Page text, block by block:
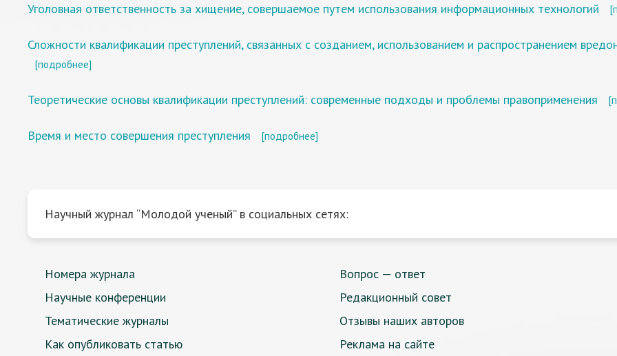
Уголовная ответственность за хищение, совершаемое путем использования информационных технологий
Сложности квалификации преступлений, связанных с созданием, использованием и распространением
[подробнее]
Теоретические основы квалификации преступлений: современные подходы и проблемы правоприменения
Время и место совершения преступления [подробнее]
Научный журнал “Молодой ученый” в социальных сетях:
Номера журнала
Научные конференции
Тематические журналы
Как опубликовать статью
Вопрос — ответ
Редакционный совет
Отзывы наших авторов
Реклама на сайте